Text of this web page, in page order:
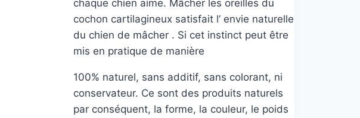
chaque chien aime. Mâcher les oreilles du
cochon cartilagineux satisfait l’ envie naturelle
du chien de mâcher . Si cet instinct peut être
mis en pratique de manière
100% naturel, sans additif, sans colorant, ni
conservateur. Ce sont des produits naturels
par conséquent, la forme, la couleur, le poids